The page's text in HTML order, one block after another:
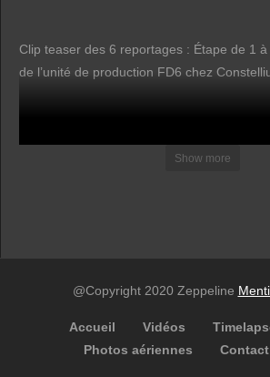
Clip teaser des 6 reportages : Étape de 1
de l’unité de production FD6 chez
Show more
@Copyright 2020 Zeppeline
Accueil Vidéos
Photos aériennes
Contact